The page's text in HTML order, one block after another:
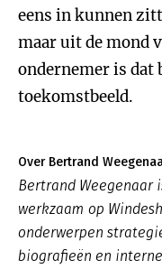
eens in kunnen
maar uit de mond
ondernemer is dat
toekomstbeeld.
Over Bertrand
Bertrand Weegenaar
werkzaam op
onderwerpen
biografieën en